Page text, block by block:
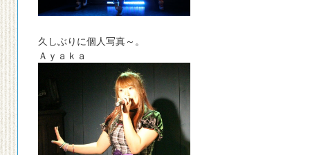
久しぶりに個人写真～。
Ａｙａｋａ